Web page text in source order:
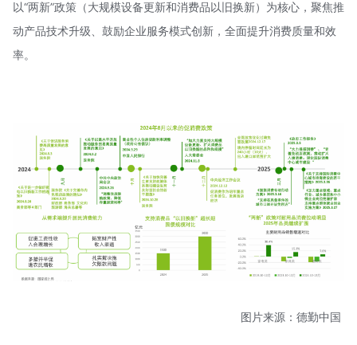
以“两新”政策（大规模设备更新和消费品以旧换新）为核心，聚焦推
动产品技术升级、鼓励企业服务模式创新，全面提升消费质量和效
率。
图片来源：德勤中国